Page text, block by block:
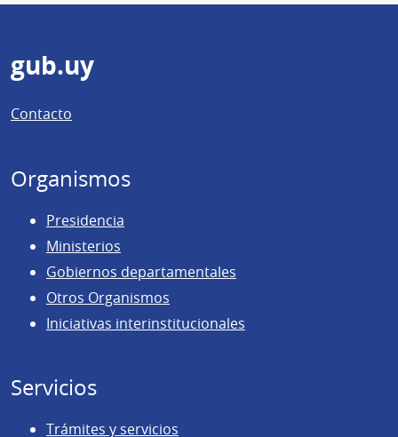
Pie
de
página
gub.uy
Contacto
Organismos
Presidencia
Ministerios
Gobiernos departamentales
Otros Organismos
Iniciativas interinstitucionales
Servicios
Trámites y servicios